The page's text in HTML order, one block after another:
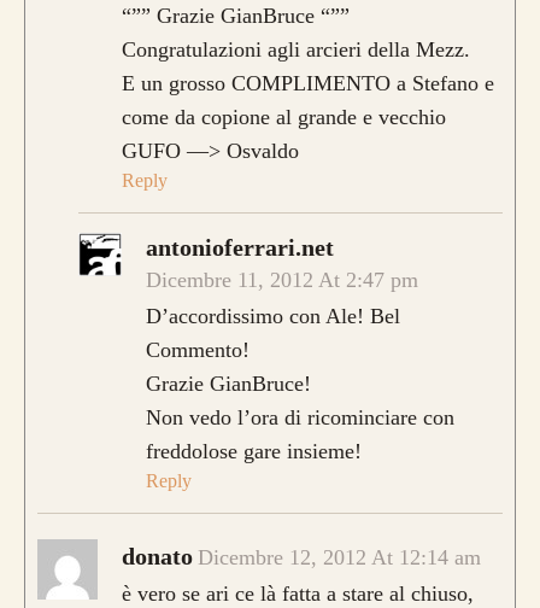
“”” Grazie GianBruce “””
Congratulazioni agli arcieri della Mezz.
E un grosso COMPLIMENTO a Stefano e
come da copione al grande e vecchio
GUFO —> Osvaldo
Reply
antonioferrari.net
Dicembre 11, 2012 At 2:47 pm
D’accordissimo con Ale! Bel
Commento!
Grazie GianBruce!
Non vedo l’ora di ricominciare con
freddolose gare insieme!
Reply
donato Dicembre 12, 2012 At 12:14 am
è vero se ari ce là fatta a stare al chiuso,